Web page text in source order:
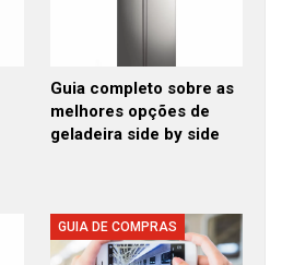
Guia completo sobre as
melhores opções de
geladeira side by side
GUIA DE COMPRAS